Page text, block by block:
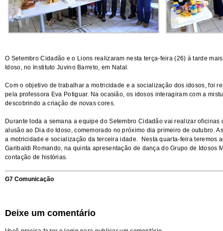
O Setembro Cidadão e o Lions realizaram nesta terça-feira (26) à tarde
Idoso, no Instituto Juvino Barreto, em Natal.
Com o objetivo de trabalhar a motricidade e a socialização dos idosos, foi
pela professora Eva Potiguar. Na ocasião, os idosos interagiram com a
descobrindo a criação de novas cores.
Durante toda a semana a equipe do Setembro Cidadão vai realizar oficinas
alusão ao Dia do Idoso, comemorado no próximo dia primeiro de outubro.
a motricidade e socialização da terceira idade. Nesta quarta-feira teremos
Garibaldi Romando, na quinta apresentação de dança do Grupo de Idosos
contação de histórias.
G7 Comunicação
Deixe um comentário